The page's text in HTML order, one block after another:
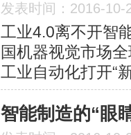
发表时间：2016-10-
工业4.0离不开智
国机器视觉市场
工业自动化打开“
智能制造的“眼